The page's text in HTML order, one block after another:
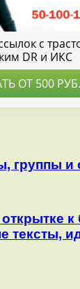
группы и
к
тексты,